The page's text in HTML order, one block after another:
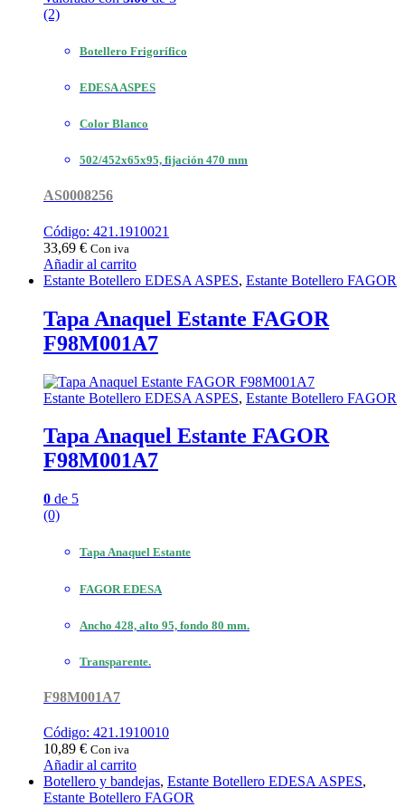
(2)
Botellero Frigorífico
EDESA ASPES
Color Blanco
502/452x65x95, fijación 470 mm
AS0008256
Código: 421.1910021
33,69 € Con iva
Añadir al carrito
Estante Botellero EDESA ASPES, Estante Botellero FAGOR
Tapa Anaquel Estante FAGOR
F98M001A7
Estante Botellero EDESA ASPES, Estante Botellero FAGOR
Tapa Anaquel Estante FAGOR
F98M001A7
0 de 5
(0)
Tapa Anaquel Estante
FAGOR EDESA
Ancho 428, alto 95, fondo 80 mm.
Transparente.
F98M001A7
Código: 421.1910010
10,89 € Con iva
Añadir al carrito
Botellero y bandejas, Estante Botellero EDESA ASPES,
Estante Botellero FAGOR